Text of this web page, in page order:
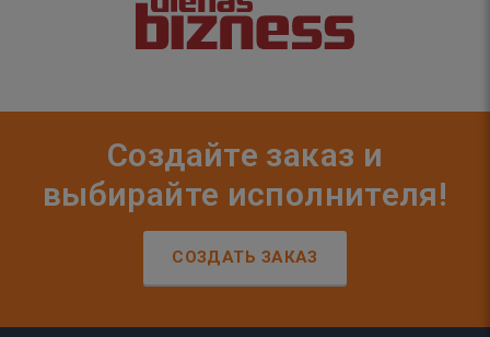
Создайте заказ и
выбирайте исполнителя!
СОЗДАТЬ ЗАКАЗ